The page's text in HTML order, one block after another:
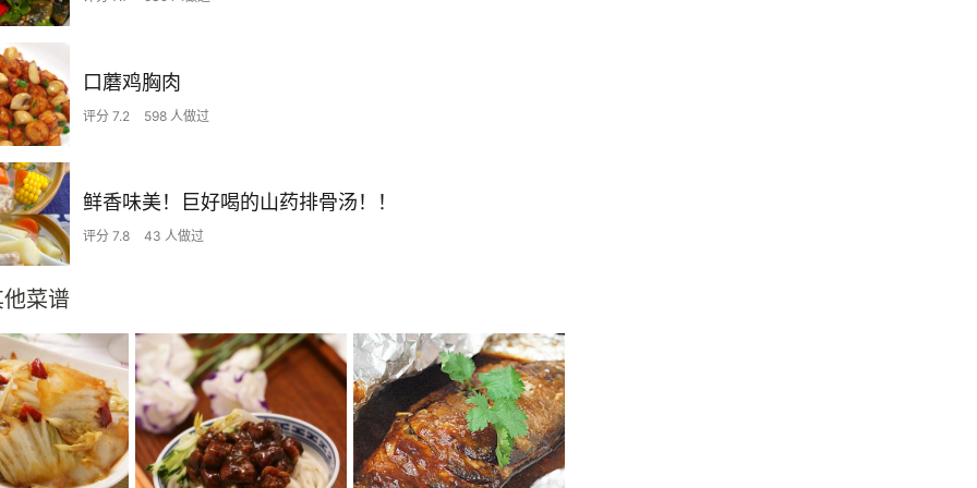
口蘑鸡胸肉
评分 7.2 598 人做过
鲜香味美！巨好喝的山药排骨汤！！
评分 7.8 43 人做过
菜谱